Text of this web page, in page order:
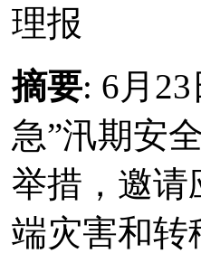
理报
摘要: 6月
急”汛期安
举措，邀请
端灾害和转